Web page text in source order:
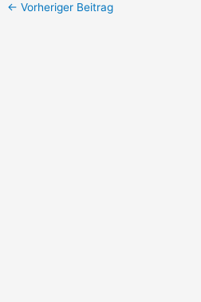
← Vorheriger Beitrag